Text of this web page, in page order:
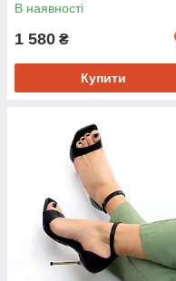
В наявності
1 580 ₴
Купити